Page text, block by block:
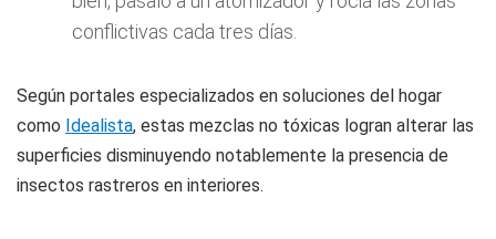
conflictivas cada tres días.
Según portales especializados en soluciones del hogar
como Idealista, estas mezclas no tóxicas logran alterar las
superficies disminuyendo notablemente la presencia de
insectos rastreros en interiores.